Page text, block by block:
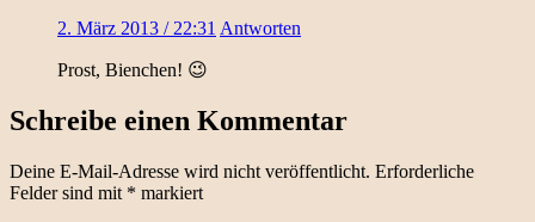
2. März 2013 / 22:31 Antworten
Prost, Bienchen! 😉
Schreibe einen Kommentar
Deine E-Mail-Adresse wird nicht veröffentlicht. Erforderliche
Felder sind mit * markiert